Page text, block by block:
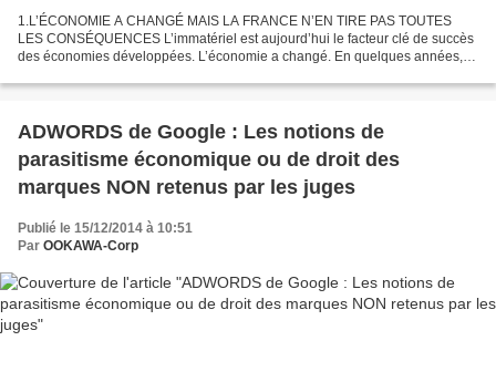
1.L’ÉCONOMIE A CHANGÉ MAIS LA FRANCE N’EN TIRE PAS TOUTES
LES CONSÉQUENCES L’immatériel est aujourd’hui le facteur clé de succès
des économies développées. L’économie a changé. En quelques années,
ADWORDS de Google : Les notions de
parasitisme économique ou de droit des
marques NON retenus par les juges
Publié le 15/12/2014 à 10:51
Par OOKAWA-Corp